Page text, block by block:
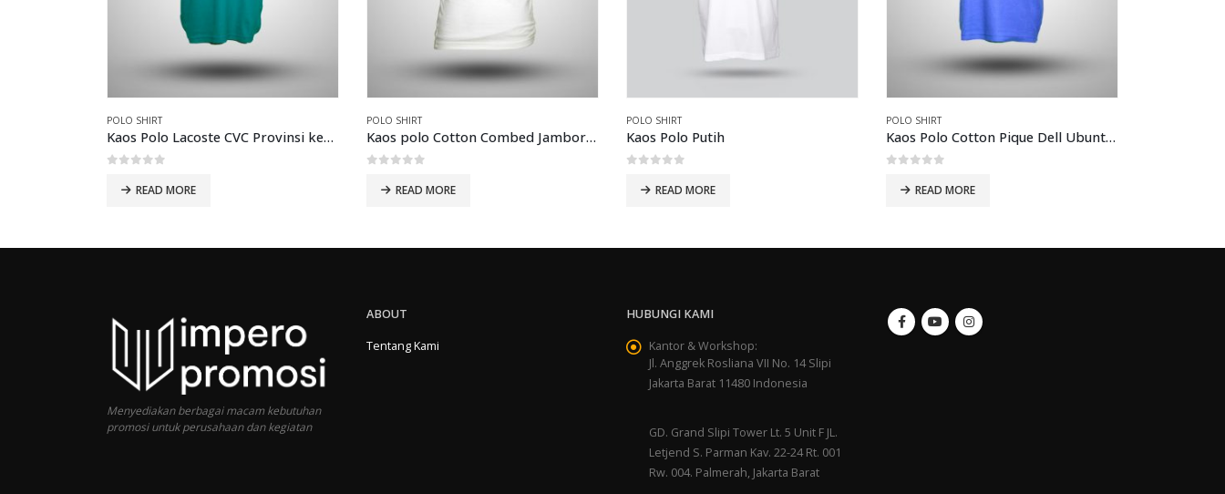
POLO SHIRT
Kaos Polo Lacoste CVC Provinsi kepulauan Bangka
READ MORE
POLO SHIRT
Kaos polo Cotton Combed Jambore sanitasi anak
READ MORE
POLO SHIRT
Kaos Polo Putih
READ MORE
POLO SHIRT
Kaos Polo Cotton Pique Dell Ubuntu Biru muda
READ MORE
Menyediakan berbagai macam kebutuhan
promosi untuk perusahaan dan kegiatan
ABOUT
Tentang Kami
HUBUNGI KAMI
Kantor & Workshop:
Jl. Anggrek Rosliana VII No. 14 Slipi
Jakarta Barat 11480 Indonesia
GD. Grand Slipi Tower Lt. 5 Unit F JL.
Letjend S. Parman Kav. 22-24 Rt. 001
Rw. 004. Palmerah, Jakarta Barat